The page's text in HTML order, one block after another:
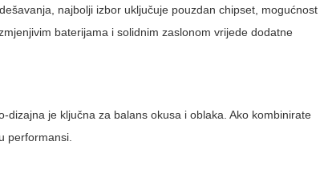
najbolji izbor uključuje pouzdan chipset, mogućnost
baterijama i solidnim zaslonom vrijede dodatne
je ključna za balans okusa i oblaka. Ako kombinirate
performansi.